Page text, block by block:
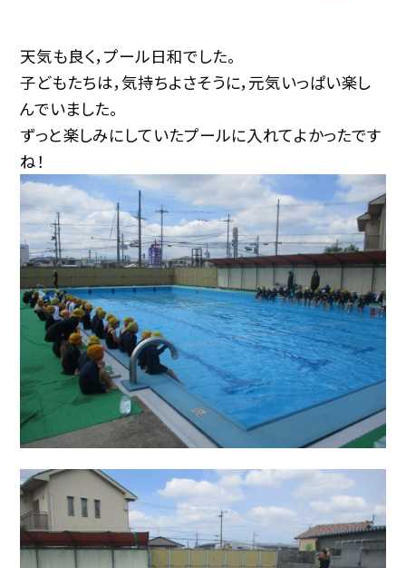
天気も良く，プール日和でした。
子どもたちは，気持ちよさそうに，元気いっぱい楽し
んでいました。
ずっと楽しみにしていたプールに入れてよかったです
ね！